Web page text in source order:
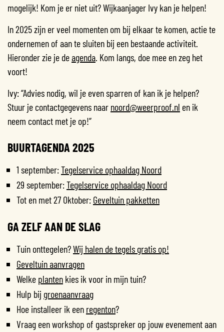
mogelijk! Kom je er niet uit? Wijkaanjager Ivy kan je helpen!
In 2025 zijn er veel momenten om bij elkaar te komen, actie te
ondernemen of aan te sluiten bij een bestaande activiteit.
Hieronder zie je deagenda . Kom langs, doe mee en zeg het
voort!
Ivy: “Advies nodig, wil je even sparren of kan ik je helpen?
Stuur je contactgegevens naar noord@weerproof.nl en ik
neem contact met je op!”
BUURTAGENDA 2025
1 september:Tegelservice ophaaldag Noord
29 september:Tegelservice ophaaldag Noord
Tot en met 27 Oktober: Geveltuin pakketten
GA ZELF AAN DE SLAG
Tuin onttegelen?Wij halen de tegels gratis op!
Geveltuin aanvragen
Welke planten kies ik voor in mijn tuin?
Hulp bij groenaanvraag
Hoe installeer ik een regenton?
Vraag een workshop of gastspreker op jouw evenement aan